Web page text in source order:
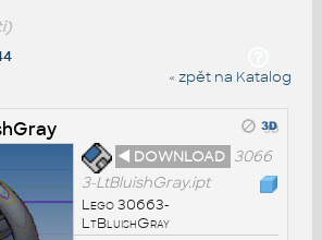
« zpět na Katalog
◄ DOWNLOAD 3066
3-LtBluishGray.ipt
Lego 30663-
LtBluishGray